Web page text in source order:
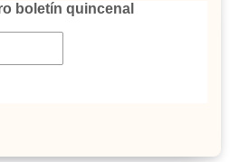
boletín quincenal